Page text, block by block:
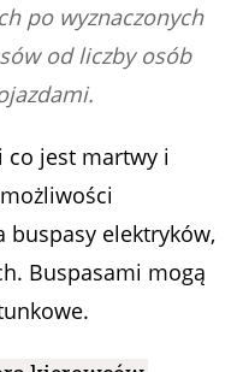
po wyznaczonych
od liczby osób
co jest martwy i
buspasy elektryków,
Buspasami mogą